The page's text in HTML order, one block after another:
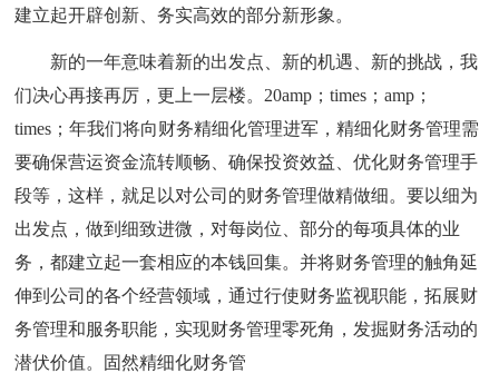
建立起开辟创新、务实高效的部分新形象。
新的一年意味着新的出发点、新的机遇、新的挑战，我
们决心再接再厉，更上一层楼。20amp；times；amp；
times；年我们将向财务精细化管理进军，精细化财务管理需
要确保营运资金流转顺畅、确保投资效益、优化财务管理手
段等，这样，就足以对公司的财务管理做精做细。要以细为
出发点，做到细致进微，对每岗位、部分的每项具体的业
务，都建立起一套相应的本钱回集。并将财务管理的触角延
伸到公司的各个经营领域，通过行使财务监视职能，拓展财
务管理和服务职能，实现财务管理零死角，发掘财务活动的
潜伏价值。固然精细化财务管